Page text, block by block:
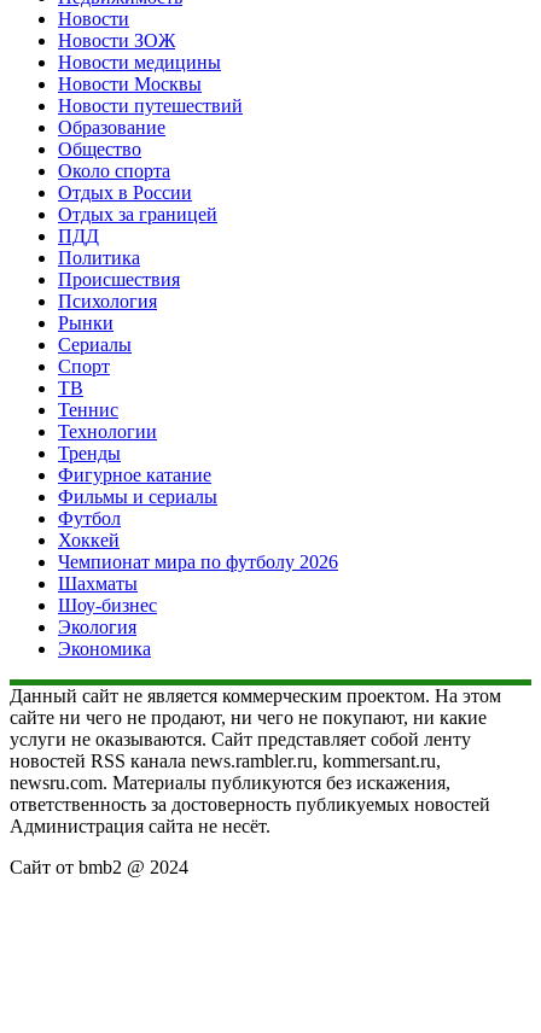
Новости
Новости ЗОЖ
Новости медицины
Новости Москвы
Новости путешествий
Образование
Общество
Около спорта
Отдых в России
Отдых за границей
ПДД
Политика
Происшествия
Психология
Рынки
Сериалы
Спорт
ТВ
Теннис
Технологии
Тренды
Фигурное катание
Фильмы и сериалы
Футбол
Хоккей
Чемпионат мира по футболу 2026
Шахматы
Шоу-бизнес
Экология
Экономика
Данный сайт не является коммерческим проектом. На этом
сайте ни чего не продают, ни чего не покупают, ни какие
услуги не оказываются. Сайт представляет собой ленту
новостей RSS канала news.rambler.ru, kommersant.ru,
newsru.com. Материалы публикуются без искажения,
ответственность за достоверность публикуемых новостей
Администрация сайта не несёт.
Сайт от bmb2 @ 2024